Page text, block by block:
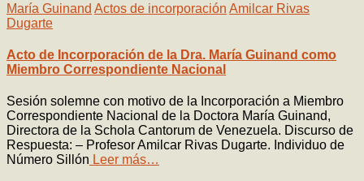
María Guinand Actos de incorporación Amilcar Rivas
Dugarte
Acto de Incorporación de la Dra. María Guinand como
Miembro Correspondiente Nacional
Sesión solemne con motivo de la Incorporación a Miembro
Correspondiente Nacional de la Doctora María Guinand,
Directora de la Schola Cantorum de Venezuela. Discurso de
Respuesta: – Profesor Amilcar Rivas Dugarte. Individuo de
Número Sillón Leer más…